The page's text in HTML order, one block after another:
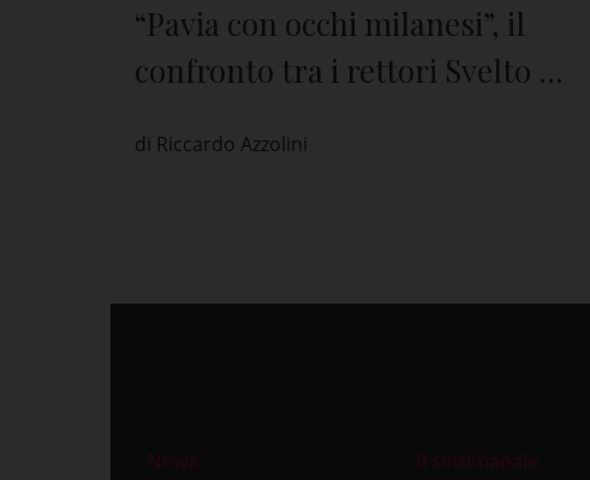
“Pavia con occhi milanesi”, il
confronto tra i rettori Svelto e
di Riccardo Azzolini
News Il settimanale